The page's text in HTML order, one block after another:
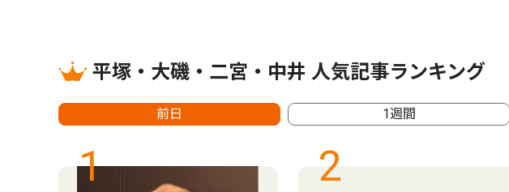
平塚・大磯・二宮・中井 人気記事ランキング
前日 1週間
1 2